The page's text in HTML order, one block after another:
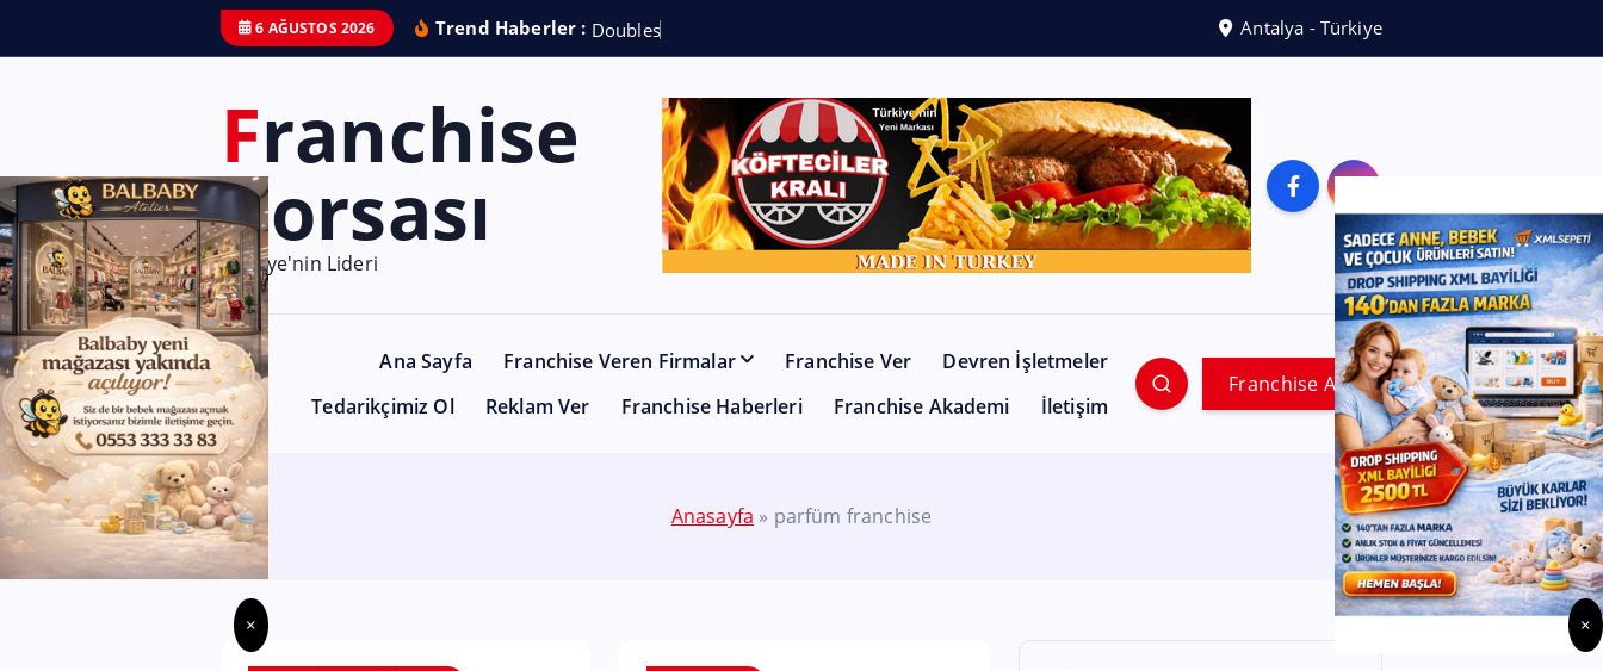
6 AĞUSTOS 2026 Trend Haberler : Doublesh Antalya - Türkiye
Franchise
Borsası
Türkiye'nin Lideri
Ana Sayfa Franchise Veren Firmalar Franchise Ver
Devren İşletmeler
Tedarikçimiz Ol
Reklam Ver Franchise Haberleri Franchise Akademi İletişim
Franchise Ara
Anasayfa » parfüm franchise
× ×